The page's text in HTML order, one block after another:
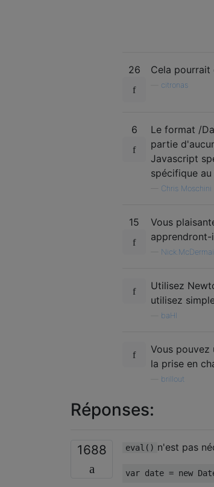
26 Cela pourrait
citronas
6
Le format /
partie
Javascript
spécifique
Chris Moschini
15
Vous
apprendront-
Utilisez
utilisez
baHI
Vous pouvez
la prise en
brillout
Réponses:
1688 eval() n'est pas
var date = new